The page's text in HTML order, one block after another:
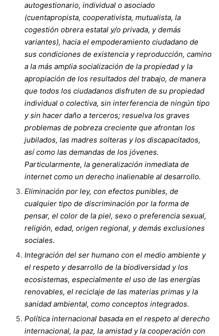
autogestionario, individual o asociado
(cuentapropista, cooperativista, mutualista, la
cogestión obrera estatal y/o privada, y demás
variantes), hacia el empoderamiento ciudadano de
sus condiciones de existencia y reproducción, camino
a la más amplia socialización de la propiedad y la
apropiación de los resultados del trabajo, de manera
que todos los ciudadanos disfruten de su propiedad
individual o colectiva, sin interferencia de ningún tipo
y sin hacer daño a terceros; resuelva los graves
problemas de pobreza creciente que afrontan los
jubilados, las madres solteras y los discapacitados,
así como las demandas de los jóvenes.
Particularmente, la generalización inmediata de
internet como un derecho inalienable al desarrollo.
Eliminación por ley, con efectos punibles, de
cualquier tipo de discriminación por la forma de
pensar, el color de la piel, sexo o preferencia sexual,
religión, edad, origen regional, y demás exclusiones
sociales.
Integración del ser humano con el medio ambiente y
el respeto y desarrollo de la biodiversidad y los
ecosistemas, especialmente el uso de las energías
renovables, el reciclaje de las materias primas y la
sanidad ambiental, como conceptos integrados.
Política internacional basada en el respeto al derecho
internacional, la paz, la amistad y la cooperación con